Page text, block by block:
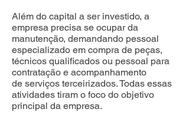
Além do capital a ser investido, a
empresa precisa se ocupar da
manutenção, demandando pessoal
especializado em compra de peças,
técnicos qualificados ou pessoal para
contratação e acompanhamento
de serviços terceirizados. Todas essas
atividades tiram o foco do objetivo
principal da empresa.